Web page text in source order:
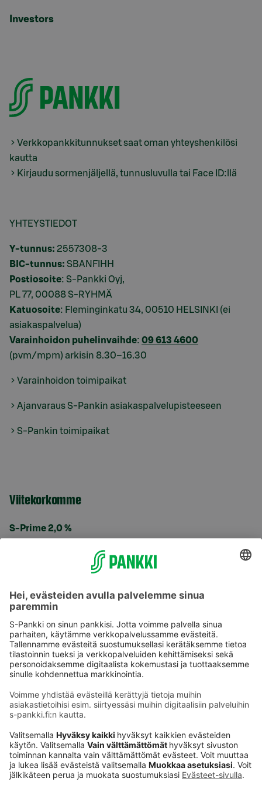
Investors
Verkkopankkitunnukset saat oman yhteyshenkilösi
kautta
Kirjaudu sormenjäljellä, tunnusluvulla tai Face ID:llä
YHTEYSTIEDOT
Y-tunnus: 2557308-3
BIC-tunnus: SBANFIHH
Postiosoite: S-Pankki Oyj,
PL 77, 00088 S-RYHMÄ
Katuosoite: Fleminginkatu 34, 00510 HELSINKI (ei
asiakaspalvelua)
Varainhoidon puhelinvaihde: 09 613 4600
(pvm/mpm) arkisin 8.30–16.30
Varainhoidon toimipaikat
Ajanvaraus S-Pankin asiakaspalvelupisteeseen
S-Pankin toimipaikat
Viitekorkomme
S-Prime 2,0 %
Käyttöehdot
Saavutettavuusseloste
Evästeet
Verkkopalvelujen käytön edellytykset